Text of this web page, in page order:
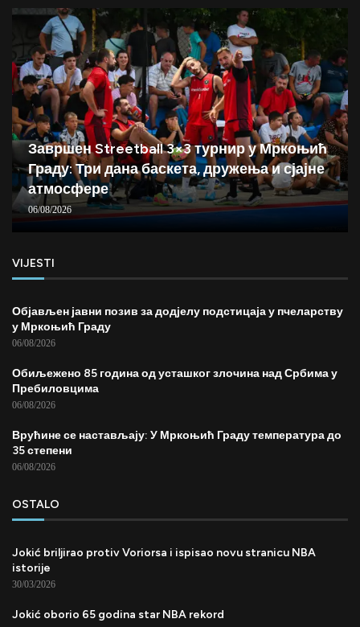
Завршен Streetball 3×3 турнир у Мркоњић
Граду: Три дана баскета, дружења и сјајне
атмосфере
06/08/2026
VIJESTI
Објављен јавни позив за додјелу подстицаја у пчеларству
у Мркоњић Граду
06/08/2026
Обиљежено 85 година од усташког злочина над Србима у
Пребиловцима
06/08/2026
Врућине се настављају: У Мркоњић Граду температура до
35 степени
06/08/2026
OSTALO
Jokić briljirao protiv Voriorsa i ispisao novu stranicu NBA
istorije
30/03/2026
Jokić oborio 65 godina star NBA rekord